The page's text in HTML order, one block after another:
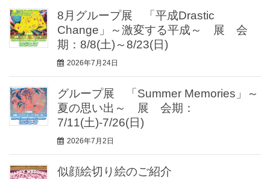
8月グループ展 「平成Drastic
Change」～激変する平成～ 展 会
期：8/8(土)～8/23(日)
2026年7月24日
グループ展 「Summer Memories」～
夏の思い出～ 展 会期：
7/11(土)-7/26(日)
2026年7月2日
似顔絵切り絵のご紹介